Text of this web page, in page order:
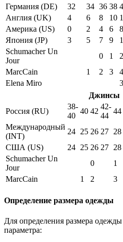
Германия (DE)
32 34 36 38
Англия (UK)
4 6 8 10
Америка (US)
0 2 4 6 8
Япония (JP)
3 5 7 9
Schumacher Un
Jour
0 1 2
MarcCain
1 2 3 4
Elena Miro
Джинсы
Россия (RU)
38-
40
40 42
42-
44
44
Международный
(INT)
24 25 26 27 28
США (US)
24 25 26 27 28
Schumacher Un
Jour
0 1
MarcCain
1 2 3
Определение размера одежды
Для определения размера
параметра: